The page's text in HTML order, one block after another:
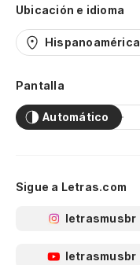
Ubicación e idioma
Hispanoamérica
Pantalla
Automático
Sigue a Letras.com
letrasmusbr
letrasmusbr